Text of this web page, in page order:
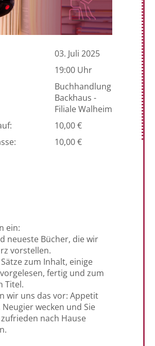
03. Juli 2025
19:00 Uhr
Buchhandlung
Backhaus -
Filiale Walheim
10,00 €
10,00 €
ein:
neueste Bücher, die wir
vorstellen.
zum Inhalt, einige
fertig und zum
Titel.
wir uns das vor: Appetit
Neugier wecken und Sie
nach Hause